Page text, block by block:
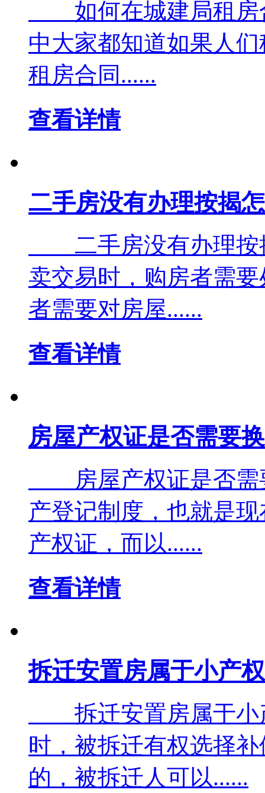
如何在城建局租
中大家都知道如果人
租房合同......
查看详情
二手房没有办理按揭
二手房没有办理
卖交易时，购房者需
者需要对房屋......
查看详情
房屋产权证是否需要
房屋产权证是否
产登记制度，也就是
产权证，而以......
查看详情
拆迁安置房属于小产
拆迁安置房属于
时，被拆迁有权选择
的，被拆迁人可以......